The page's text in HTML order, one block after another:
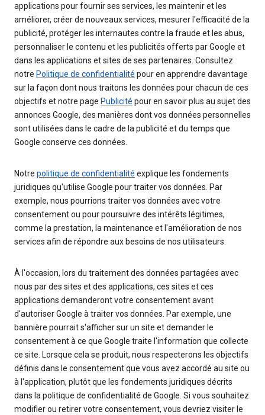
applications pour fournir ses services, les maintenir et les
améliorer, créer de nouveaux services, mesurer l'efficacité de la
publicité, protéger les internautes contre la fraude et les abus,
personnaliser le contenu et les publicités offerts par Google et
dans les applications et sites de ses partenaires. Consultez
notre Politique de confidentialité pour en apprendre davantage
sur la façon dont nous traitons les données pour chacun de ces
objectifs et notre page Publicité pour en savoir plus au sujet des
annonces Google, des manières dont vos données personnelles
sont utilisées dans le cadre de la publicité et du temps que
Google conserve ces données.
Notre politique de confidentialité explique les fondements
juridiques qu'utilise Google pour traiter vos données. Par
exemple, nous pourrions traiter vos données avec votre
consentement ou pour poursuivre des intérêts légitimes,
comme la prestation, la maintenance et l'amélioration de nos
services afin de répondre aux besoins de nos utilisateurs.
À l'occasion, lors du traitement des données partagées avec
nous par des sites et des applications, ces sites et ces
applications demanderont votre consentement avant
d'autoriser Google à traiter vos données. Par exemple, une
bannière pourrait s'afficher sur un site et demander le
consentement à ce que Google traite l'information que collecte
ce site. Lorsque cela se produit, nous respecterons les objectifs
définis dans le consentement que vous avez accordé au site ou
à l'application, plutôt que les fondements juridiques décrits
dans la politique de confidentialité de Google. Si vous souhaitez
modifier ou retirer votre consentement, vous devriez visiter le